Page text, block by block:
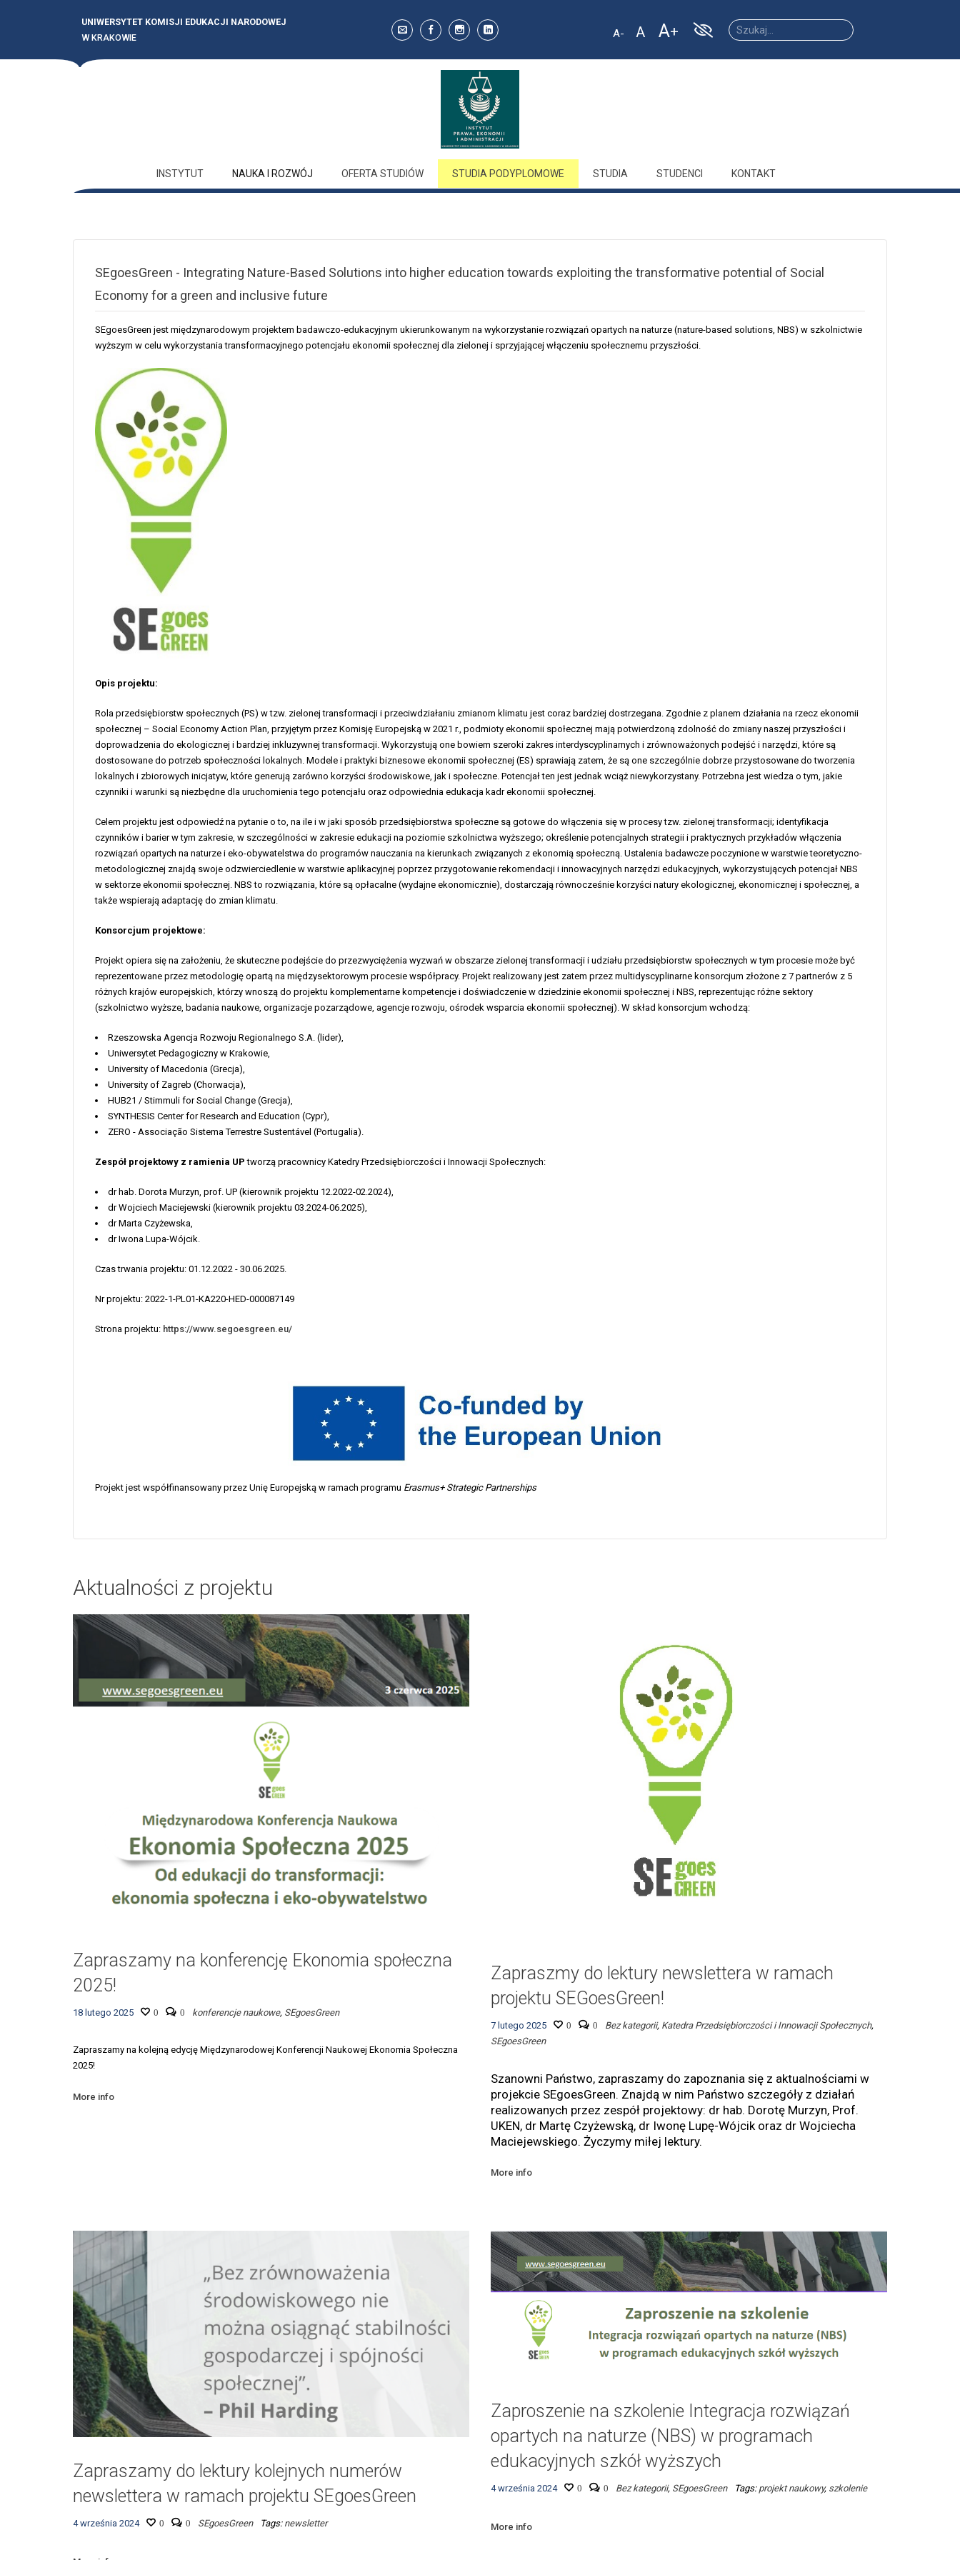
UNIWERSYTET KOMISJI EDUKACJI NARODOWEJ
W KRAKOWIE
A
font size.
A
font
A
Increase
font
INSTYTUT NAUKA I ROZWÓJ OFERTA STUDIÓW STUDIA PODYPLOMOWE STUDIA STUDENCI KONTAKT
SEgoesGreen - Integrating Nature-Based Solutions into higher education towards exploiting the transformative potential of Social
Economy for a green and inclusive future
SEgoesGreen jest międzynarodowym projektem badawczo-edukacyjnym ukierunkowanym na wykorzystanie rozwiązań opartych na naturze (nature-based solutions, NBS) w szkolnictwie
wyższym w celu wykorzystania transformacyjnego potencjału ekonomii społecznej dla zielonej i sprzyjającej włączeniu społecznemu przyszłości.
Opis projektu:
Rola przedsiębiorstw społecznych (PS) w tzw. zielonej transformacji i przeciwdziałaniu zmianom klimatu jest coraz bardziej dostrzegana. Zgodnie z planem działania na rzecz ekonomii
społecznej – Social Economy Action Plan, przyjętym przez Komisję Europejską w 2021 r., podmioty ekonomii społecznej mają potwierdzoną zdolność do zmiany naszej przyszłości i
doprowadzenia do ekologicznej i bardziej inkluzywnej transformacji. Wykorzystują one bowiem szeroki zakres interdyscyplinarnych i zrównoważonych podejść i narzędzi, które są
dostosowane do potrzeb społeczności lokalnych. Modele i praktyki biznesowe ekonomii społecznej (ES) sprawiają zatem, że są one szczególnie dobrze przystosowane do tworzenia
lokalnych i zbiorowych inicjatyw, które generują zarówno korzyści środowiskowe, jak i społeczne. Potencjał ten jest jednak wciąż niewykorzystany. Potrzebna jest wiedza o tym, jakie
czynniki i warunki są niezbędne dla uruchomienia tego potencjału oraz odpowiednia edukacja kadr ekonomii społecznej.
Celem projektu jest odpowiedź na pytanie o to, na ile i w jaki sposób przedsiębiorstwa społeczne są gotowe do włączenia się w procesy tzw. zielonej transformacji; identyfikacja
czynników i barier w tym zakresie, w szczególności w zakresie edukacji na poziomie szkolnictwa wyższego; określenie potencjalnych strategii i praktycznych przykładów włączenia
rozwiązań opartych na naturze i eko-obywatelstwa do programów nauczania na kierunkach związanych z ekonomią społeczną. Ustalenia badawcze poczynione w warstwie teoretyczno-
metodologicznej znajdą swoje odzwierciedlenie w warstwie aplikacyjnej poprzez przygotowanie rekomendacji i innowacyjnych narzędzi edukacyjnych, wykorzystujących potencjał NBS
w sektorze ekonomii społecznej. NBS to rozwiązania, które są opłacalne (wydajne ekonomicznie), dostarczają równocześnie korzyści natury ekologicznej, ekonomicznej i społecznej, a
także wspierają adaptację do zmian klimatu.
Konsorcjum projektowe:
Projekt opiera się na założeniu, że skuteczne podejście do przezwyciężenia wyzwań w obszarze zielonej transformacji i udziału przedsiębiorstw społecznych w tym procesie może być
reprezentowane przez metodologię opartą na międzysektorowym procesie współpracy. Projekt realizowany jest zatem przez multidyscyplinarne konsorcjum złożone z 7 partnerów z 5
różnych krajów europejskich, którzy wnoszą do projektu komplementarne kompetencje i doświadczenie w dziedzinie ekonomii społecznej i NBS, reprezentując różne sektory
(szkolnictwo wyższe, badania naukowe, organizacje pozarządowe, agencje rozwoju, ośrodek wsparcia ekonomii społecznej). W skład konsorcjum wchodzą:
Rzeszowska Agencja Rozwoju Regionalnego S.A. (lider),
Uniwersytet Pedagogiczny w Krakowie,
University of Macedonia (Grecja),
University of Zagreb (Chorwacja),
HUB21 / Stimmuli for Social Change (Grecja),
SYNTHESIS Center for Research and Education (Cypr),
ZERO - Associação Sistema Terrestre Sustentável (Portugalia).
Zespół projektowy z ramienia UP tworzą pracownicy Katedry Przedsiębiorczości i Innowacji Społecznych:
dr hab. Dorota Murzyn, prof. UP (kierownik projektu 12.2022-02.2024),
dr Wojciech Maciejewski (kierownik projektu 03.2024-06.2025),
dr Marta Czyżewska,
dr Iwona Lupa-Wójcik.
Czas trwania projektu: 01.12.2022 - 30.06.2025.
Nr projektu: 2022-1-PL01-KA220-HED-000087149
Strona projektu: https://www.segoesgreen.eu/
Projekt jest współfinansowany przez Unię Europejską w ramach programu Erasmus+ Strategic Partnerships
Aktualności z projektu
Zapraszamy na konferencję Ekonomia społeczna
2025!
18 lutego 2025 0 0 konferencje naukowe, SEgoesGreen
Zapraszamy na kolejną edycję Międzynarodowej Konferencji Naukowej Ekonomia Społeczna
2025!
More info
Zapraszmy do lektury newslettera w ramach
projektu SEGoesGreen!
7 lutego 2025 0 0 Bez kategorii, Katedra Przedsiębiorczości i Innowacji Społecznych,
SEgoesGreen
Szanowni Państwo, zapraszamy do zapoznania się z aktualnościami w
projekcie SEgoesGreen. Znajdą w nim Państwo szczegóły z działań
realizowanych przez zespół projektowy: dr hab. Dorotę Murzyn, Prof.
UKEN, dr Martę Czyżewską, dr Iwonę Lupę-Wójcik oraz dr Wojciecha
Maciejewskiego. Życzymy miłej lektury.
More info
Zapraszamy do lektury kolejnych numerów
newslettera w ramach projektu SEgoesGreen
4 września 2024 0 0 SEgoesGreen Tags: newsletter
Zaproszenie na szkolenie Integracja rozwiązań
opartych na naturze (NBS) w programach
edukacyjnych szkół wyższych
4 września 2024 0 0 Bez kategorii, SEgoesGreen Tags: projekt naukowy, szkolenie
More info